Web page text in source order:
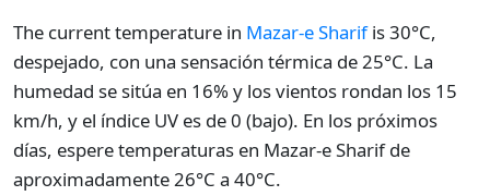
The current temperature in Mazar-e Sharifis 30°C,
despejado, con una sensación térmica de 25°C. La
humedad se sitúa en 16% y los vientos rondan los 15
km/h, y el índice UV es de 0 (bajo). En los próximos
días, espere temperaturas en Mazar-e Sharif de
aproximadamente 26°C a 40°C.